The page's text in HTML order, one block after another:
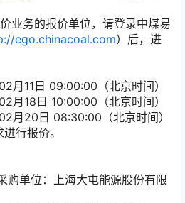
业务的报价单位，请登录中煤易
ego.chinacoal.com）后，进
月11日 09:00:00（北京时间）
月18日 10:00:00（北京时间）
月20日 08:30:00（北京时间）
行报价。
大屯能源股份有限